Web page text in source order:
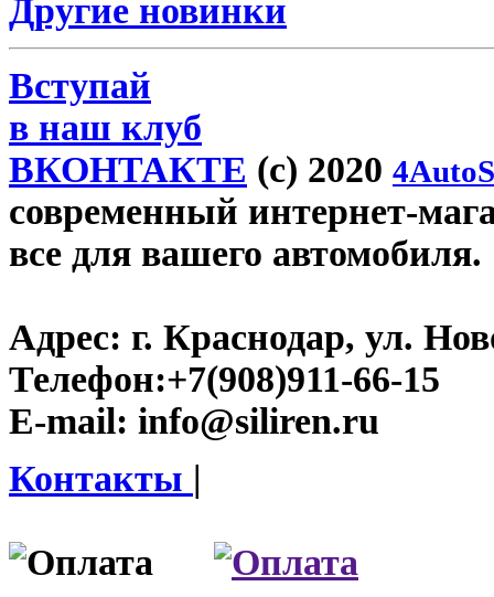
Другие новинки
Вступай
в наш клуб
ВКОНТАКТЕ (c) 2020
современный интернет-
все для вашего автомобиля.
Адрес: г. Краснодар, ул.
Телефон:+7(908)911-66-15
E-mail: info@siliren.ru
Контакты |